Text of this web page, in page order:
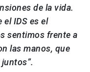
de la vida.
el IDS es el
sentimos frente a
las manos, que